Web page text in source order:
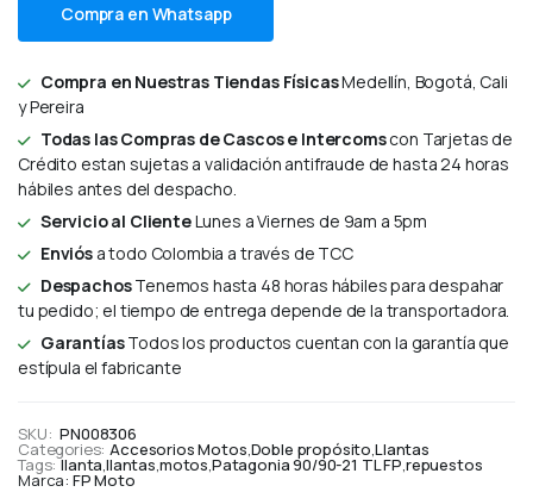
Compra en Whatsapp
Compra en Nuestras Tiendas FísicasMedellín, Bogotá, Cali
y Pereira
Todas las Compras de Cascos e Intercomscon Tarjetas de
Crédito estan sujetas a validación antifraude de hasta 24 horas
hábiles antes del despacho.
Servicio al ClienteLunes a Viernes de 9am a 5pm
Enviósa todo Colombia a través de TCC
DespachosTenemos hasta 48 horas hábiles para despahar
tu pedido; el tiempo de entrega depende de la transportadora.
GarantíasTodos los productos cuentan con la garantía que
estípula el fabricante
SKU: PN008306
Categories: Accesorios Motos,Doble propósito,Llantas
Tags: llanta,llantas,motos,Patagonia 90/90-21 TL FP,repuestos
Marca: FP Moto